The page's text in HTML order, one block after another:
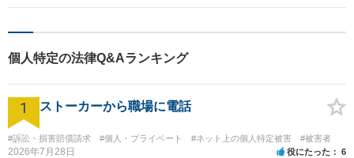
てもネット検索で画像が表示されたままになってしまう可能性があり
個人特定の法律Q&Aランキング
1 ストーカーから職場に電話
#訴訟・損害賠償請求 #個人・プライベート #ネット上の個人特定被害 #被害者
2026年7月28日 役にたった 6